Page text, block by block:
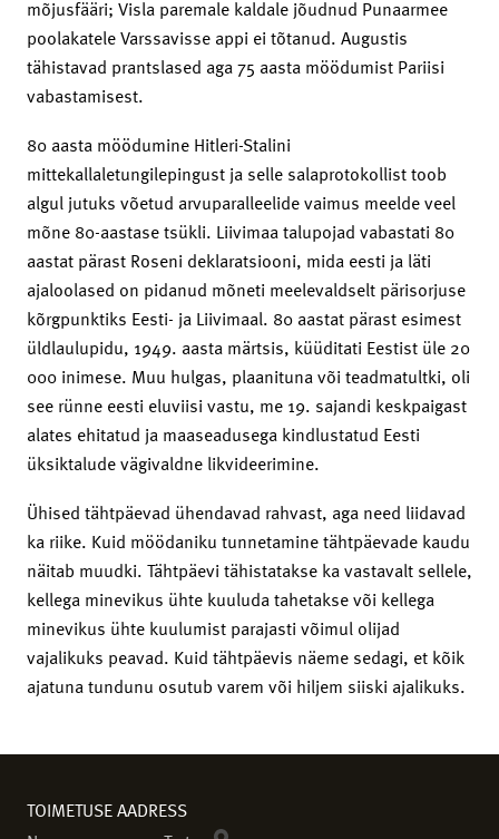
mõjusfääri; Visla paremale kaldale jõudnud Punaarmee
poolakatele Varssavisse appi ei tõtanud. Augustis
tähistavad prantslased aga 75 aasta möödumist Pariisi
vabastamisest.
80 aasta möödumine Hitleri-Stalini
mittekallaletungilepingust ja selle salaprotokollist toob
algul jutuks võetud arvuparalleelide vaimus meelde veel
mõne 80-aastase tsükli. Liivimaa talupojad vabastati 80
aastat pärast Roseni deklaratsiooni, mida eesti ja läti
ajaloolased on pidanud mõneti meelevaldselt pärisorjuse
kõrgpunktiks Eesti- ja Liivimaal. 80 aastat pärast esimest
üldlaulupidu, 1949. aasta märtsis, küüditati Eestist üle 20
000 inimese. Muu hulgas, plaanituna või teadmatultki, oli
see rünne eesti eluviisi vastu, me 19. sajandi keskpaigast
alates ehitatud ja maaseadusega kindlustatud Eesti
üksiktalude vägivaldne likvideerimine.
Ühised tähtpäevad ühendavad rahvast, aga need liidavad
ka riike. Kuid möödaniku tunnetamine tähtpäevade kaudu
näitab muudki. Tähtpäevi tähistatakse ka vastavalt sellele,
kellega minevikus ühte kuuluda tahetakse või kellega
minevikus ühte kuulumist parajasti võimul olijad
vajalikuks peavad. Kuid tähtpäevis näeme sedagi, et kõik
ajatuna tundunu osutub varem või hiljem siiski ajalikuks.
TOIMETUSE AADRESS